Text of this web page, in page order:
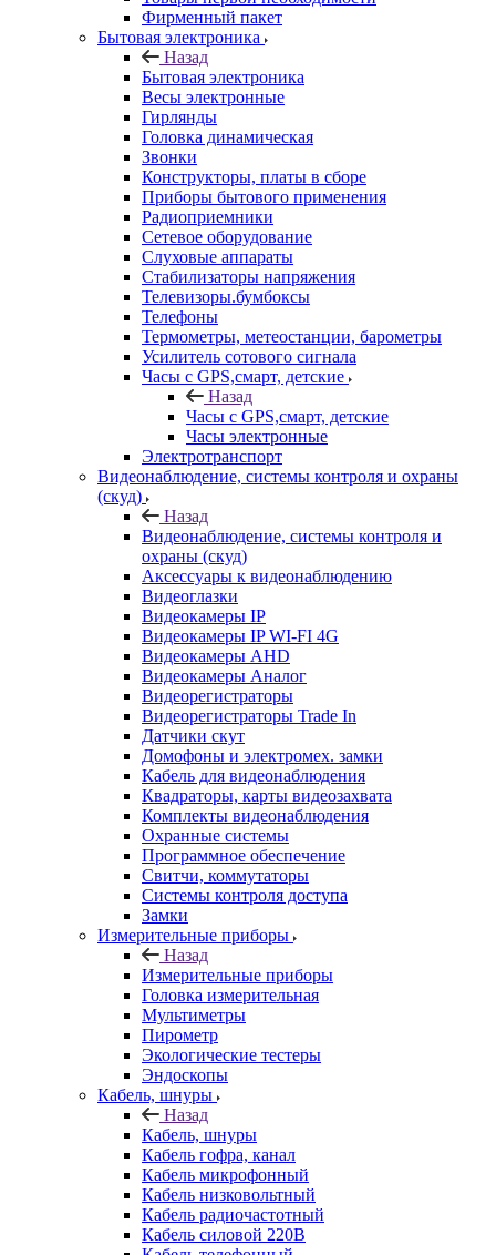
Фирменный пакет
Бытовая электроника
Назад
Бытовая электроника
Весы электронные
Гирлянды
Головка динамическая
Звонки
Конструкторы, платы в сборе
Приборы бытового применения
Радиоприемники
Сетевое оборудование
Слуховые аппараты
Стабилизаторы напряжения
Телевизоры.бумбоксы
Телефоны
Термометры, метеостанции, барометры
Усилитель сотового сигнала
Часы с GPS,смарт, детские
Назад
Часы с GPS,смарт, детские
Часы электронные
Электротранспорт
Видеонаблюдение, системы контроля и охраны
(скуд)
Назад
Видеонаблюдение, системы контроля и
охраны (скуд)
Аксессуары к видеонаблюдению
Видеоглазки
Видеокамеры IP
Видеокамеры IP WI-FI 4G
Видеокамеры AHD
Видеокамеры Аналог
Видеорегистраторы
Видеорегистраторы Trade In
Датчики скут
Домофоны и электромех. замки
Кабель для видеонаблюдения
Квадраторы, карты видеозахвата
Комплекты видеонаблюдения
Охранные системы
Программное обеспечение
Свитчи, коммутаторы
Системы контроля доступа
Замки
Измерительные приборы
Назад
Измерительные приборы
Головка измерительная
Мультиметры
Пирометр
Экологические тестеры
Эндоскопы
Кабель, шнуры
Назад
Кабель, шнуры
Кабель гофра, канал
Кабель микрофонный
Кабель низковольтный
Кабель радиочастотный
Кабель силовой 220В